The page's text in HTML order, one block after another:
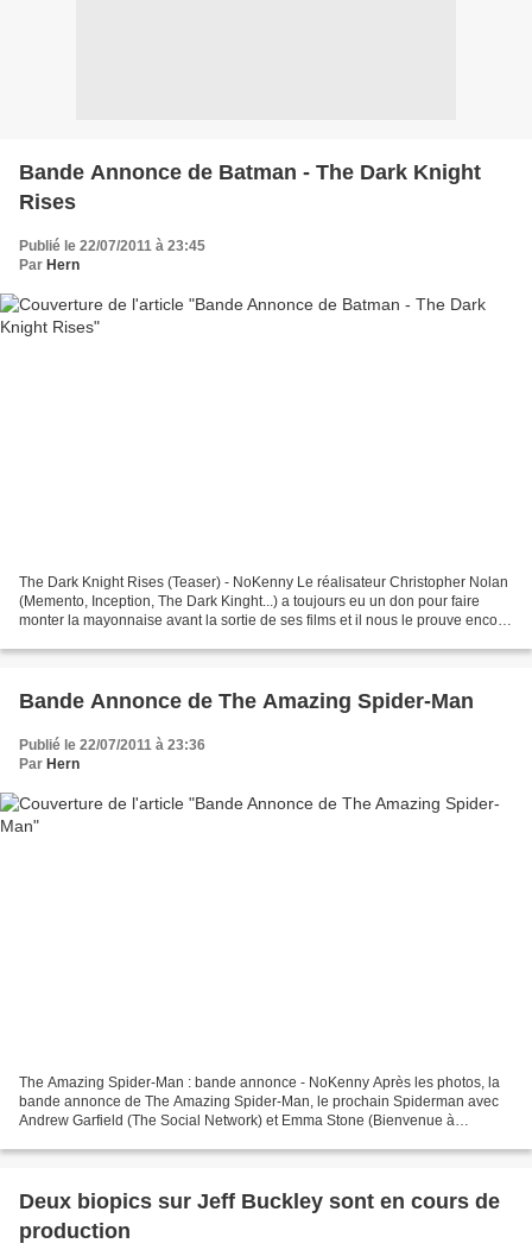
Bande Annonce de Batman - The Dark Knight
Rises
Publié le 22/07/2011 à 23:45
Par Hern
The Dark Knight Rises (Teaser) - NoKenny Le réalisateur Christopher Nolan
(Memento, Inception, The Dark Kinght...) a toujours eu un don pour faire
monter la mayonnaise avant la sortie de ses films et il nous le prouve encore
Bande Annonce de The Amazing Spider-Man
Publié le 22/07/2011 à 23:36
Par Hern
The Amazing Spider-Man : bande annonce - NoKenny Après les photos, la
bande annonce de The Amazing Spider-Man, le prochain Spiderman avec
Andrew Garfield (The Social Network) et Emma Stone (Bienvenue à
Deux biopics sur Jeff Buckley sont en cours de
production